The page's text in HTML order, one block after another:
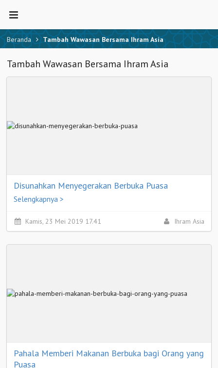
Beranda Tambah Wawasan Bersama Ihram Asia
Tambah Wawasan Bersama Ihram Asia
Disunahkan Menyegerakan Berbuka Puasa
Selengkapnya >
Kamis, 23 Mei 2019 17.41 Ihram Asia
Pahala Memberi Makanan Berbuka bagi Orang yang
Puasa